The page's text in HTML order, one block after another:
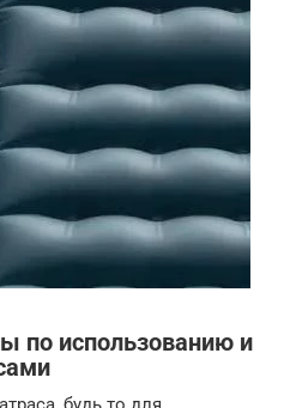
по использованию и